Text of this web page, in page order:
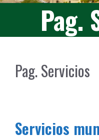
Pag.
Pag. Servicios
Servicios